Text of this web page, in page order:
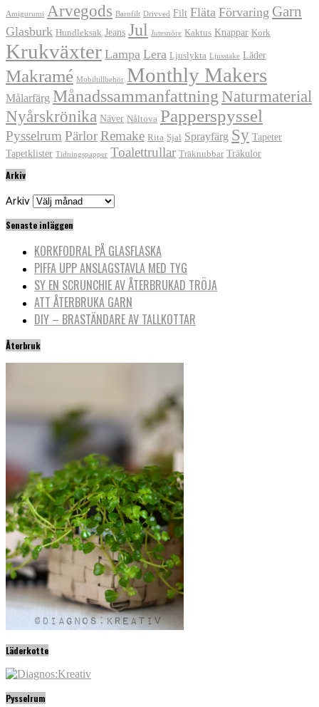
Amigurumi Arvegods Barnfilt Drivved Filt Fläta Förvaring Garn
Glasburk Hundleksak Jeans Jul Jutesnöre Kaktus Knappar Kork
Krukväxter Lampa Lera Ljuslykta Ljusstake Läder
Makramé Mobiltillbehör Monthly Makers
Målarfärg Månadssammanfattning Naturmaterial
Nyårskrönika Näver Nåltova Papperspyssel
Pysselrum PärlorRemake Rita Sjal Sprayfärg Sy Tapeter
Tapetklister Tidningspapper Toalettrullar Träknubbar Träkulor
Arkiv
Arkiv
Senaste inläggen
KORKFODRAL PÅ GLASFLASKA
PIFFA UPP ANSLAGSTAVLA MED TYG
SY EN SCRUNCHIE AV ÅTERBRUKAD TRÖJA
ATT ÅTERBRUKA GARN
DIY – BRASTÄNDARE AV TALLKOTTAR
Återbruk
Läderkotte
Pysselrum